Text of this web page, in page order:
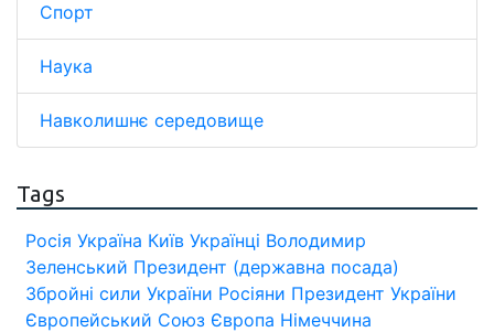
Спорт
Наука
Навколишнє середовище
Tags
Росія Україна Київ Українці Володимир
Зеленський Президент (державна посада)
Збройні сили України Росіяни Президент України
Європейський Союз Європа Німеччина